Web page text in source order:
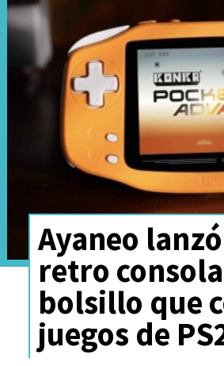
Ayaneo
retro
bolsillo que
juegos de